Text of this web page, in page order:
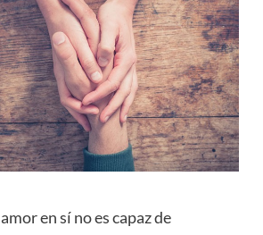
en sí no es capaz de